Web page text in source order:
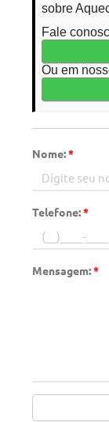
sobre
Fale
Ou em
Nome:*
Telefone:*
Mensagem:*